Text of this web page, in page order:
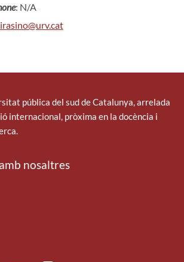
: N/A
pública del sud de Catalunya, arrelada
internacional, pròxima en la docència i
nosaltres